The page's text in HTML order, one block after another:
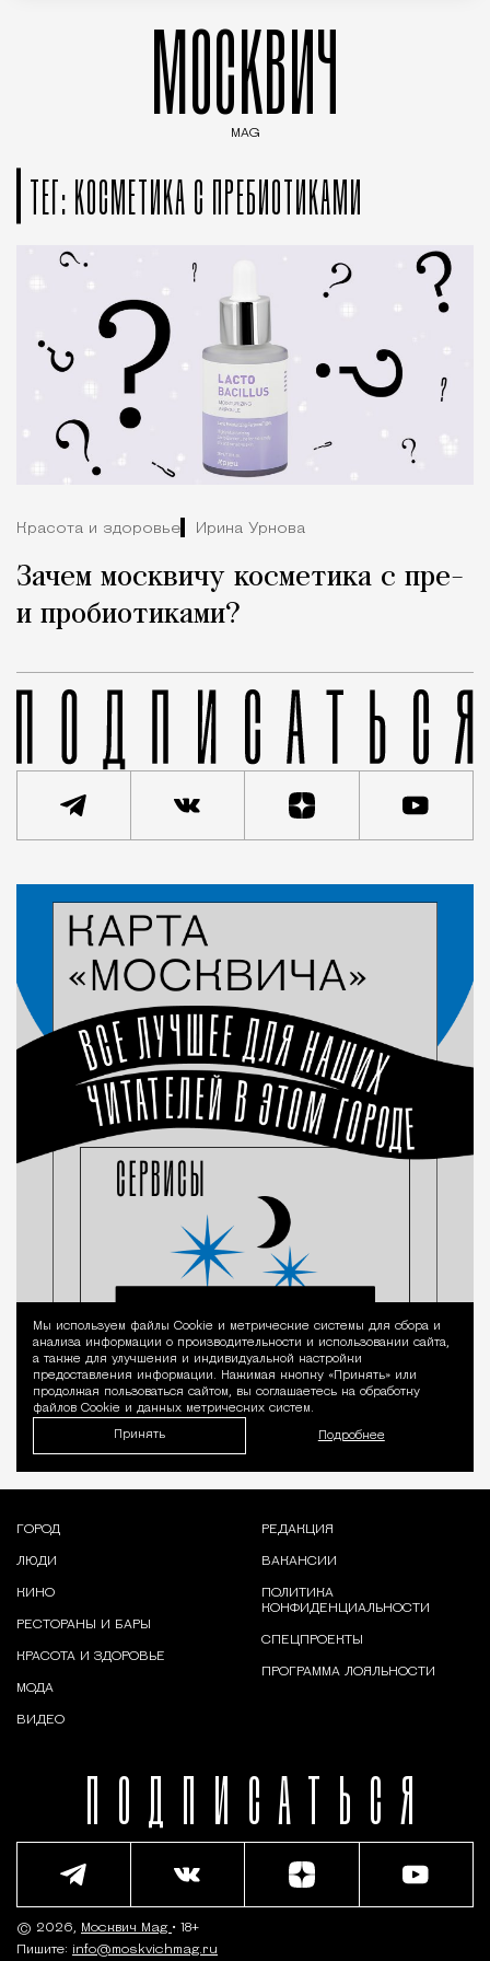
МОСКВИЧ
MAG
ТЕГ: КОСМЕТИКА С ПРЕБИОТИКАМИ
Красота и здоровье Ирина Урнова
Зачем москвичу косметика с пре-
и пробиотиками?
Уведомление
Мы используем файлы Сookie и метрические системы для сбора и
анализа информации о производительности и использовании сайта,
а также для улучшения и индивидуальной настройки
предоставления информации. Нажимая кнопку «Принять» или
продолжая пользоваться сайтом, вы соглашаетесь на обработку
файлов Cookie и данных метрических систем.
Принять Подробнее
ПОДПИСАТЬСЯ
ГОРОД
ЛЮДИ
КИНО
РЕСТОРАНЫ И БАРЫ
КРАСОТА И ЗДОРОВЬЕ
МОДА
ВИДЕО
РЕДАКЦИЯ
ВАКАНСИИ
ПОЛИТИКА
КОНФИДЕНЦИАЛЬНОСТИ
СПЕЦПРОЕКТЫ
ПРОГРАММА ЛОЯЛЬНОСТИ
© 2026, Москвич Mag • 18+
Пишите: info@moskvichmag.ru